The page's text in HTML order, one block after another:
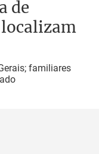
de
familiares